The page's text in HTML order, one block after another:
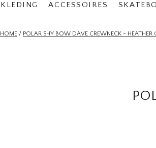
KLEDING ACCESSOIRES
HOME / POLAR SHY BOW DAVE CREWNECK - HEATHER